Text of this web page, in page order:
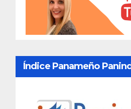
Índice Panameño